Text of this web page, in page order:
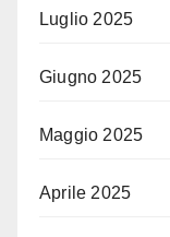
Luglio 2025
Giugno 2025
Maggio 2025
Aprile 2025